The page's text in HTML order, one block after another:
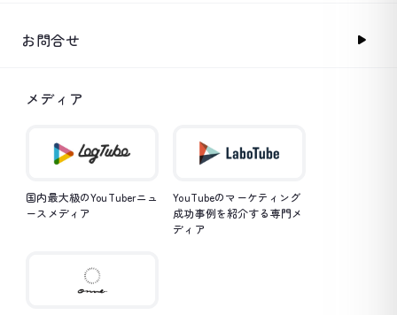
お問合せ
メディア
国内最大級のYouTuberニュ
ースメディア
YouTubeのマーケティング
成功事例を紹介する専門メ
ディア